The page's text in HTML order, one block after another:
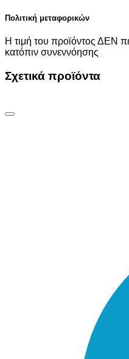
Πολιτική μεταφορικών
Η τιμή του προϊόντος ΔΕΝ
κατόπιν συνεννόησης
Σχετικά προϊόντα